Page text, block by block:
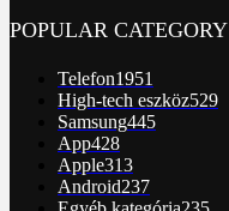
POPULAR CATEGORY
Telefon1951
High-tech eszköz529
Samsung445
App428
Apple313
Android237